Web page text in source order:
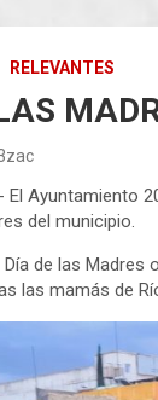
RELEVANTES
El
del municipio.
de las Madres
las mamás de